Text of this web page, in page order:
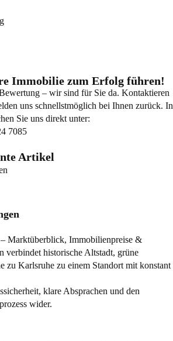
Immobilie zum Erfolg führen!
– wir sind für Sie da. Kontaktieren
uns schnellstmöglich bei Ihnen zurück. In
Sie uns direkt unter:
7085
Artikel
Marktüberblick, Immobilienpreise &
verbindet historische Altstadt, grüne
zu Karlsruhe zu einem Standort mit konstant